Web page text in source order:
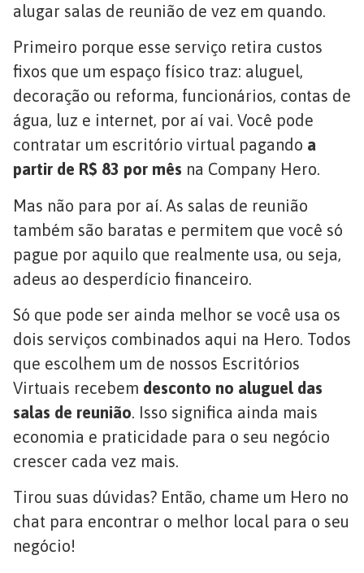
alugar salas de reunião de vez em quando.
Primeiro porque esse serviço retira custos
fixos que um espaço físico traz: aluguel,
decoração ou reforma, funcionários, contas de
água, luz e internet, por aí vai. Você pode
contratar um escritório virtual pagando a
partir de R$ 83 por mês na Company Hero.
Mas não para por aí. As salas de reunião
também são baratas e permitem que você só
pague por aquilo que realmente usa, ou seja,
adeus ao desperdício financeiro.
Só que pode ser ainda melhor se você usa os
dois serviços combinados aqui na Hero. Todos
que escolhem um de nossos Escritórios
Virtuais recebem desconto no aluguel das
salas de reunião. Isso significa ainda mais
economia e praticidade para o seu negócio
crescer cada vez mais.
Tirou suas dúvidas? Então, chame um Hero no
chat para encontrar o melhor local para o seu
negócio!